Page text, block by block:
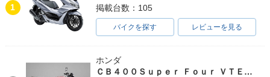
1
掲載台数：105
バイクを探す レビューを見る
ホンダ
ＣＢ４００Ｓｕｐｅｒ Ｆｏｕｒ ＶＴＥＣ ＳＰＥＣ３